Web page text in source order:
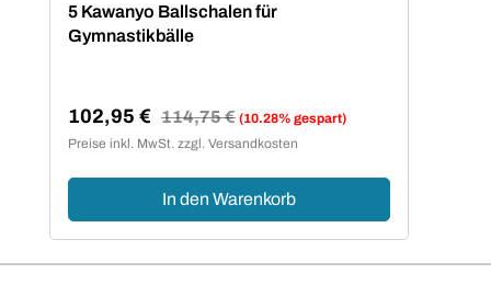
5 Kawanyo Ballschalen für
Gymnastikbälle
Verkaufspreis:
102,95 € Regulärer Preis:
114,75 € (10.28% gespart)
Preise inkl. MwSt. zzgl. Versandkosten
In den Warenkorb